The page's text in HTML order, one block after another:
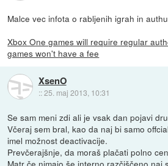
Malce vec infota o rabljenih igrah in
Xbox One games will require regular
games won't have a fee
XsenO
::25. maj 2013, 10:31
Se sam meni zdi ali je vsak dan pojavi
Včeraj sem bral, kao da naj bi samo
imel možnost deactivacije.
Prevčerajšnje, da moraš plačati polno
Matr če nimajo še interno razčiščeno naj